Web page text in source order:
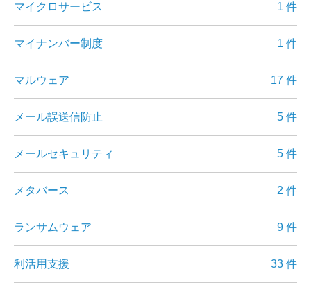
マイクロサービス 1 件
マイナンバー制度 1 件
マルウェア 17 件
メール誤送信防止 5 件
メールセキュリティ 5 件
メタバース 2 件
ランサムウェア 9 件
利活用支援 33 件